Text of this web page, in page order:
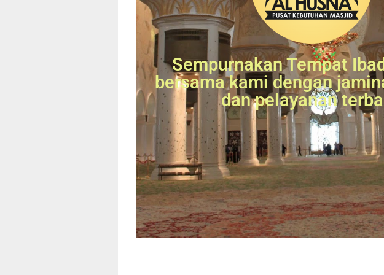
Sempurnakan Tempat
bersama kami dengan
dan pelayanan